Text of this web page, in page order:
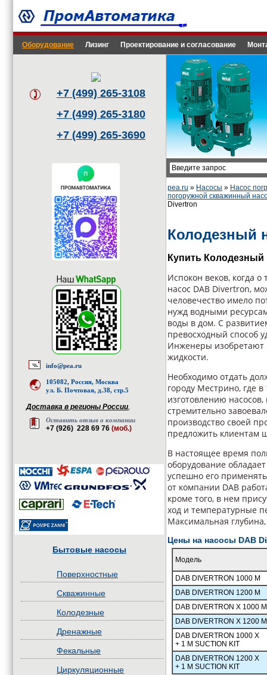
Оборудование Лизинг Проектирование и согласование
+7 (499) 265-3108
+7 (499) 265-3180
+7 (499) 265-3690
info@pea.ru
105082, Россия, Москва
ул. Б. Почтовая, д.38, стр.5
Доставка в регионы России,
Оставить отзыв о компании
+7 (926) 228 69 76 (моб.)
Бытовые насосы
Поверхностные
Скважинные
Колодезные
Дренажные
Фекальные
Циркуляционные
pea.ru » Насосы » Насос
погоружной скважинный
Divertron
Колодезный
Купить Колодезный
Испокон веков, когда о
насос DAB Divertron,
человечество имело
нужд водными
воды в дом. С
превосходный способ
Инженеры изобретают
жидкости.
Необходимо отдать
городу Местрино, где в
изготовлению
стремительно
производство своей
предложить клиентам
В настоящее время
оборудование
успешно его
от компании DAB
кроме того, в нем
ход и температурные
Максимальная
Цены на насосы DAB
Модель
DAB DIVERTRON 1000 M
DAB DIVERTRON 1200 M
DAB DIVERTRON X 1000 M
DAB DIVERTRON X 1200 M
DAB DIVERTRON 1000 X
+ 1 M SUCTION KIT
DAB DIVERTRON 1200 X
+ 1 M SUCTION KIT